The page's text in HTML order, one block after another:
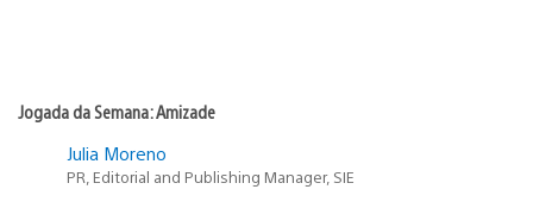
Jogada da Semana: Amizade
Julia Moreno
PR, Editorial and Publishing Manager, SIE